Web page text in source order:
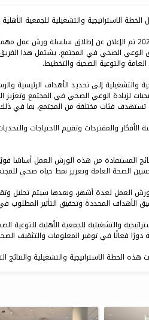
الاستراتيجية والتشغيلية للجمعية الأهلية
مع مطلع شهر نوفمبر 2023 تم الإعلان عن إطلاق
الصحي في المجتمع. يشتمل هذا
والتوعية الصحية والتخطيط.
والتشغيلية إلى تحديد الأهداف الرئيسية
لزيادة الوعي الصحي في المجتمع وتعزيز
تستهدف فئات مختلفة من المجتمع، بما في ذلك
والمقترحات وتقييم الاحتياجات
المستفادة من هذه الورش العمل أساسًا
الصحة العامة وتعزيز نمط حياة صحي
العمل لعدة أشهر، وبعدها سيتم تحليل
الأهداف المحددة وتحقيق التأثير المطلوب
والتشغيلية للجمعية الأهلية
دورًا فعالًا في توفير المعلومات والتثقيف
هذه الخطة الاستراتيجية والتشغيلية